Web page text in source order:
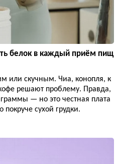
белок в каждый приём пищ
или скучным. Чиа, конопля, к
решают проблему. Правда,
— но это честная плата
покруче сухой грудки.